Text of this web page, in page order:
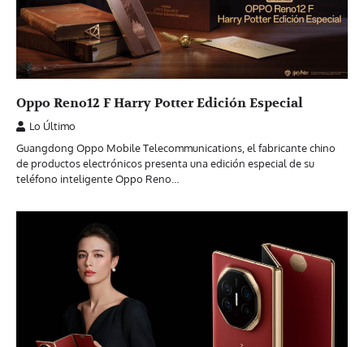
Oppo Reno12 F Harry Potter Edición Especial
Lo Último
Guangdong Oppo Mobile Telecommunications, el fabricante chino
de productos electrónicos presenta una edición especial de su
teléfono inteligente Oppo Reno…